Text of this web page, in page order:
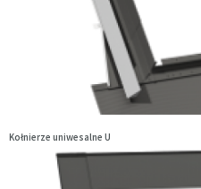
Kołnierze uniwesalne U